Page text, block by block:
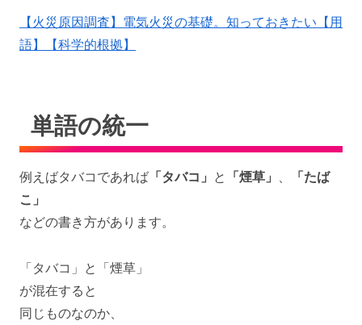
【火災原因調査】電気火災の基礎。知っておきたい【用
語】【科学的根拠】
単語の統一
例えばタバコであれば 「タバコ」 と 「煙草」 、
「たば
こ」
などの書き方があります。
「タバコ」と「煙草」
が混在すると
同じものなのか、